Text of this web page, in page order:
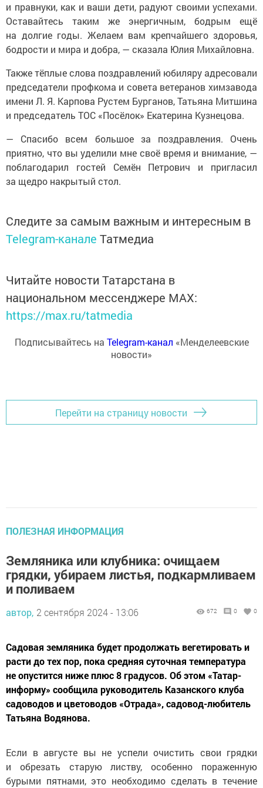
и правнуки, как и ваши дети, радуют своими успехами.
Оставайтесь таким же энергичным, бодрым ещё
на долгие годы. Желаем вам крепчайшего здоровья,
бодрости и мира и добра, — сказала Юлия Михайловна.
Также тёплые слова поздравлений юбиляру адресовали
председатели профкома и совета ветеранов химзавода
имени Л. Я. Карпова Рустем Бурганов, Татьяна Митшина
и председатель ТОС «Посёлок» Екатерина Кузнецова.
— Спасибо всем большое за поздравления. Очень
приятно, что вы уделили мне своё время и внимание, —
поблагодарил гостей Семён Петрович и пригласил
за щедро накрытый стол.
Следите за самым важным и интересным в
Telegram-канале Татмедиа
Читайте новости Татарстана в
национальном мессенджере MАХ:
https://max.ru/tatmedia
Подписывайтесь на Telegram-канал «Менделеевские
новости»
Перейти на страницу новости
ПОЛЕЗНАЯ ИНФОРМАЦИЯ
Земляника или клубника: очищаем
грядки, убираем листья, подкармливаем
и поливаем
автор, 2 сентября 2024 - 13:06 672 0 0
Садовая земляника будет продолжать вегетировать и
расти до тех пор, пока средняя суточная температура
не опустится ниже плюс 8 градусов. Об этом «Татар-
информу» сообщила руководитель Казанского клуба
садоводов и цветоводов «Отрада», садовод-любитель
Татьяна Водянова.
Если в августе вы не успели очистить свои грядки
и обрезать старую листву, особенно пораженную
бурыми пятнами, это необходимо сделать в течение